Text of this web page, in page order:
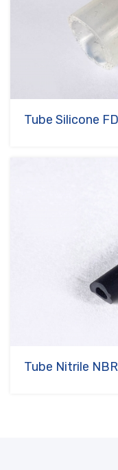
Tube Silicone
Tube Nitrile NBR